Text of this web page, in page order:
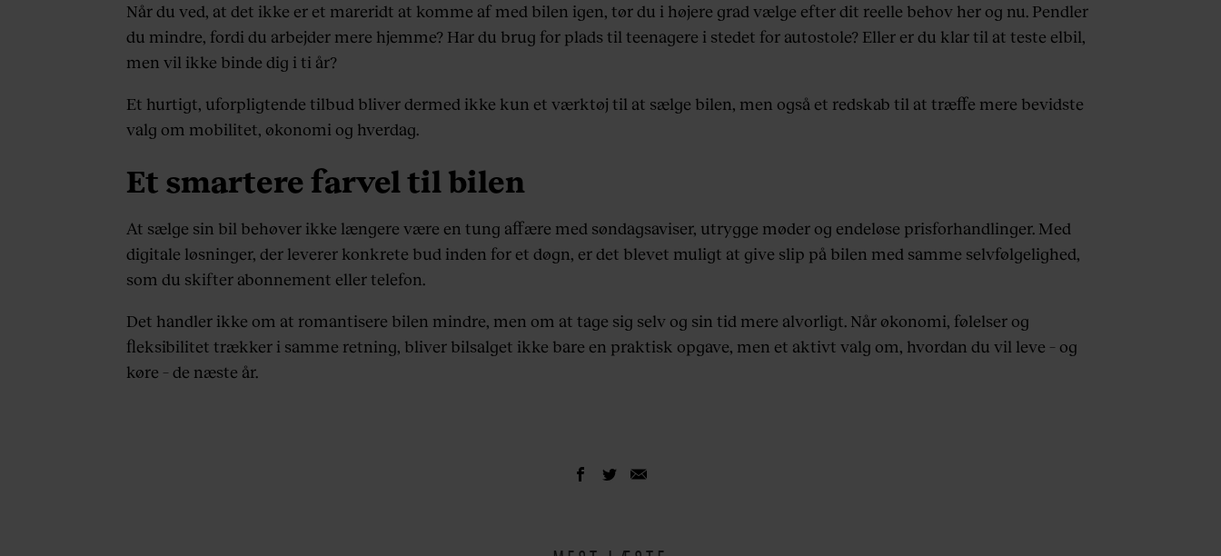
Når du ved, at det ikke er et mareridt at komme af med bilen igen, tør du i højere grad vælge efter dit reelle behov her og nu. Pendler
du mindre, fordi du arbejder mere hjemme? Har du brug for plads til teenagere i stedet for autostole? Eller er du klar til at teste elbil,
men vil ikke binde dig i ti år?
Et hurtigt, uforpligtende tilbud bliver dermed ikke kun et værktøj til at sælge bilen, men også et redskab til at træffe mere bevidste
valg om mobilitet, økonomi og hverdag.
Et smartere farvel til bilen
At sælge sin bil behøver ikke længere være en tung affære med søndagsaviser, utrygge møder og endeløse prisforhandlinger. Med
digitale løsninger, der leverer konkrete bud inden for et døgn, er det blevet muligt at give slip på bilen med samme selvfølgelighed,
som du skifter abonnement eller telefon.
Det handler ikke om at romantisere bilen mindre, men om at tage sig selv og sin tid mere alvorligt. Når økonomi, følelser og
fleksibilitet trækker i samme retning, bliver bilsalget ikke bare en praktisk opgave, men et aktivt valg om, hvordan du vil leve – og
køre – de næste år.